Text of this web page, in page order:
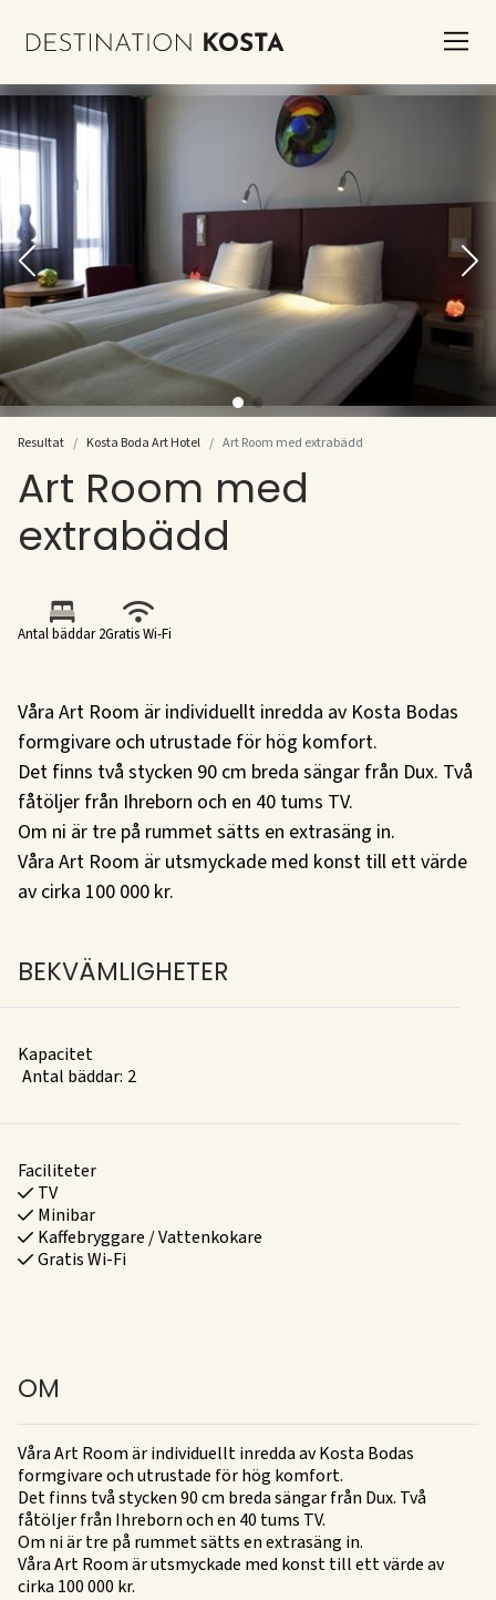
Resultat Kosta Boda Art Hotel Art Room med extrabädd
Art Room med
extrabädd
Antal bäddar 2Gratis Wi-Fi
Våra Art Room är individuellt inredda av Kosta Bodas
formgivare och utrustade för hög komfort.
Det finns två stycken 90 cm breda sängar från Dux. Två
fåtöljer från Ihreborn och en 40 tums TV.
Om ni är tre på rummet sätts en extrasäng in.
Våra Art Room är utsmyckade med konst till ett värde
BEKVÄMLIGHETER
Kapacitet
Antal bäddar: 2
Faciliteter
TV
Minibar
Kaffebryggare / Vattenkokare
Gratis Wi-Fi
OM
Våra Art Room är individuellt inredda av Kosta Bodas
formgivare och utrustade för hög komfort.
Det finns två stycken 90 cm breda sängar från Dux. Två
fåtöljer från Ihreborn och en 40 tums TV.
Om ni är tre på rummet sätts en extrasäng in.
Våra Art Room är utsmyckade med konst till ett värde av
cirka 100 000 kr.